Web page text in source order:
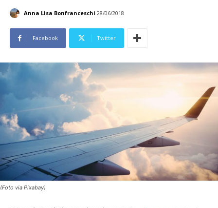
Anna Lisa Bonfranceschi 28/06/2018
Facebook Twitter
(Foto via Pixabay)